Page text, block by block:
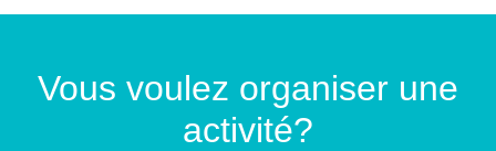
Vous voulez organiser une
activité?